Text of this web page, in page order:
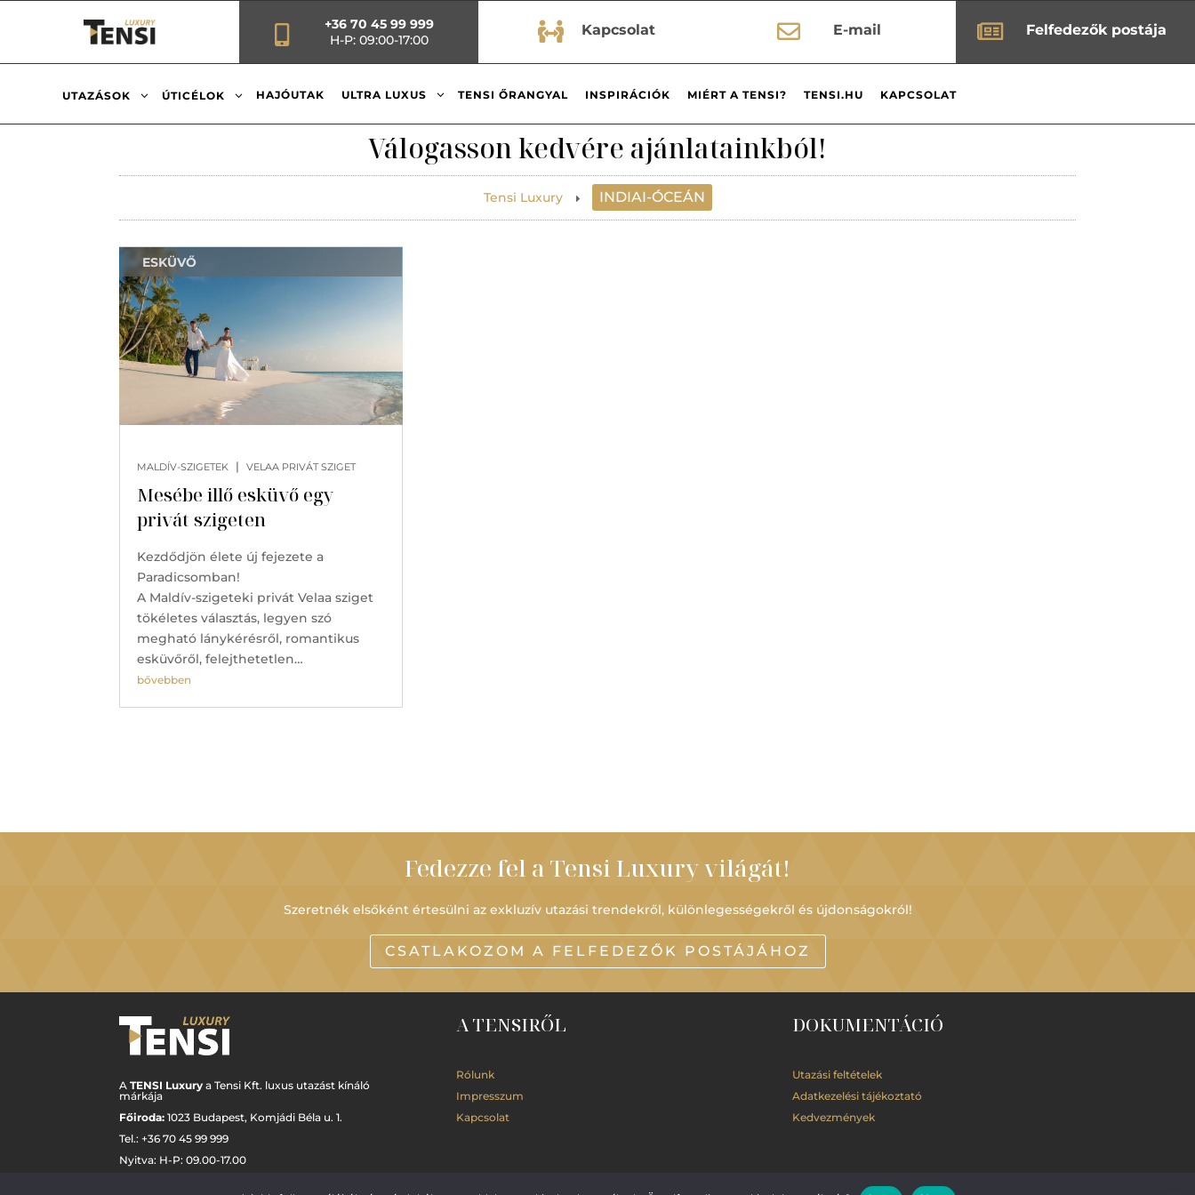
+36 70 45 99 999
H-P: 09:00-17:00
 Kapcsolat  Felfedezők postája
 E-mail
UTAZÁSOK 3 ÚTICÉLOK 3 HAJÓUTAK ULTRA LUXUS 3 TENSI ŐRANGYAL INSPIRÁCIÓK MIÉRT A TENSI? TENSI.HU KAPCSOLAT
Válogasson kedvére ajánlatainkból!
Tensi Luxury E INDIAI-ÓCEÁN
Mesébe illő esküvő egy
privát szigeten
MALDÍV-SZIGETEK | VELAA PRIVÁT SZIGET
ESKÜVŐ
Kezdődjön élete új fejezete a
Paradicsomban!
A Maldív-szigeteki privát Velaa sziget
tökéletes választás, legyen szó
megható lánykérésről, romantikus
esküvőről, felejthetetlen…
bővebben
Fedezze fel a Tensi Luxury világát!
Szeretnék elsőként értesülni az exkluzív utazási trendekről, különlegességekről és újdonságokról!
CSATLAKOZOM A FELFEDEZŐK POSTÁJÁHOZ
ATENSI Luxury a Tensi Kft. luxus utazást kínáló
márkája
Főiroda:1023 Budapest, Komjádi Béla u. 1.
Tel.: +36 70 45 99 999
Nyitva: H-P: 09.00-17.00
A TENSIRŐL
Rólunk
Impresszum
Kapcsolat
DOKUMENTÁCIÓ
Utazási feltételek
Adatkezelési tájékoztató
Kedvezmények